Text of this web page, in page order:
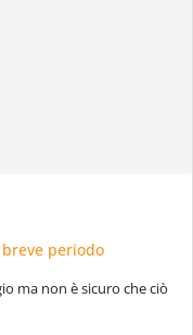
periodo
ma non è sicuro che ciò